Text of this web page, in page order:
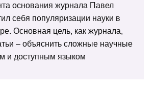
основания журнала Павел
себя популяризации науки в
Основная цель, как журнала,
– объяснить сложные научные
и доступным языком